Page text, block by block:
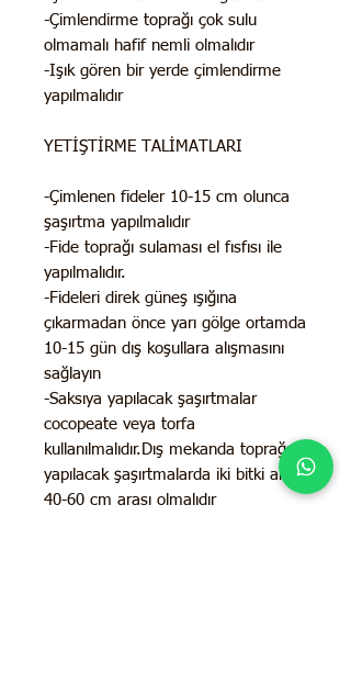
-Çimlendirme toprağı çok sulu
olmamalı hafif nemli olmalıdır
-Işık gören bir yerde çimlendirme
yapılmalıdır
YETİŞTİRME TALİMATLARI
-Çimlenen fideler 10-15 cm olunca
şaşırtma yapılmalıdır
-Fide toprağı sulaması el fısfısı ile
yapılmalıdır.
-Fideleri direk güneş ışığına
çıkarmadan önce yarı gölge ortamda
10-15 gün dış koşullara alışmasını
sağlayın
-Saksıya yapılacak şaşırtmalar
cocopeate veya torfa
kullanılmalıdır.Dış mekanda toprağa
yapılacak şaşırtmalarda iki bitki arası
40-60 cm arası olmalıdır